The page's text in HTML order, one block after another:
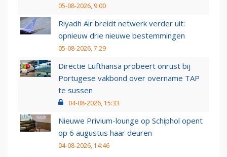
05-08-2026, 9:00
Riyadh Air breidt netwerk verder uit:
opnieuw drie nieuwe bestemmingen
05-08-2026, 7:29
Directie Lufthansa probeert onrust bij
Portugese vakbond over overname TAP
te sussen
04-08-2026, 15:33
Nieuwe Privium-lounge op Schiphol opent
op 6 augustus haar deuren
04-08-2026, 14:46